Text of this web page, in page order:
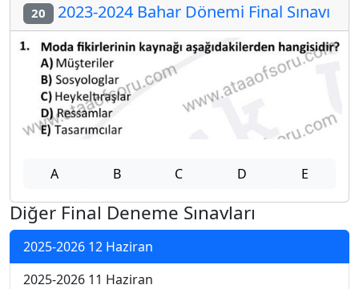
20 2023-2024 Bahar Dönemi Final Sınavı
A B C D E
Diğer Final Deneme Sınavları
2025-2026 12 Haziran
2025-2026 11 Haziran